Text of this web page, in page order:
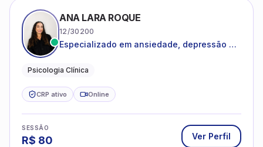
ANA LARA ROQUE
12/30200
Especializado em ansiedade, depressão e
Psicologia Clínica
CRP ativo Online
SESSÃO
R$ 80 Ver Perfil